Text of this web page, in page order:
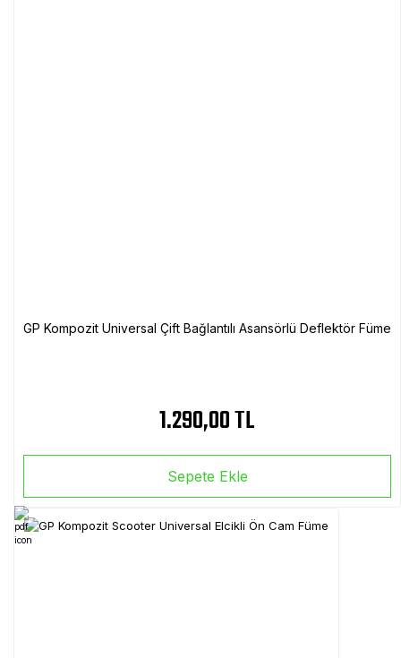
GP Kompozit Universal Çift Bağlantılı Asansörlü Deflektör Füme
1.290,00 TL
Sepete Ekle